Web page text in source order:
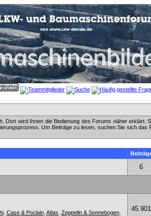
Dort wird Ihnen die Bedienung des Forums näher erklärt.
Um Beiträge zu lesen, suchen Sie sich
6
, Case & Poclain, Atlas Zeppelin & Sennebogen,
45.901